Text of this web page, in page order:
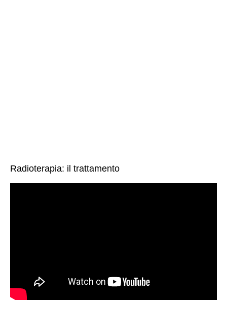
Radioterapia: il trattamento